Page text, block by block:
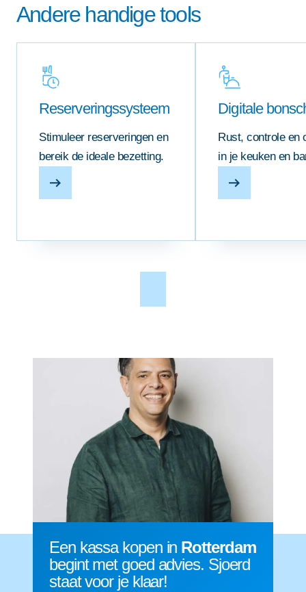
Andere handige tools
Reserveringssysteem
Stimuleer reserveringen en
bereik de ideale bezetting.
Digitale
Rust, controle en
in je keuken en
Een kassa kopen in Rotterdam
begint met goed advies. Sjoerd
staat voor je klaar!